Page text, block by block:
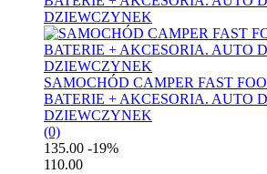
SAMOCHÓD CAMPER FAST
BATERIE + AKCESORIA. AUTO
DZIEWCZYNEK
(0)
135.00 -19%
110.00